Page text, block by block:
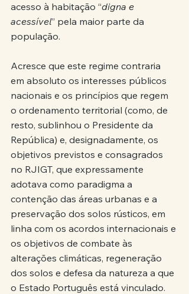
acesso à habitação “digna e
acessível” pela maior parte da
população.
Acresce que este regime contraria
em absoluto os interesses públicos
nacionais e os princípios que regem
o ordenamento territorial (como, de
resto, sublinhou o Presidente da
República) e, designadamente, os
objetivos previstos e consagrados
no RJIGT, que expressamente
adotava como paradigma a
contenção das áreas urbanas e a
preservação dos solos rústicos, em
linha com os acordos internacionais e
os objetivos de combate às
alterações climáticas, regeneração
dos solos e defesa da natureza a que
o Estado Português está vinculado.